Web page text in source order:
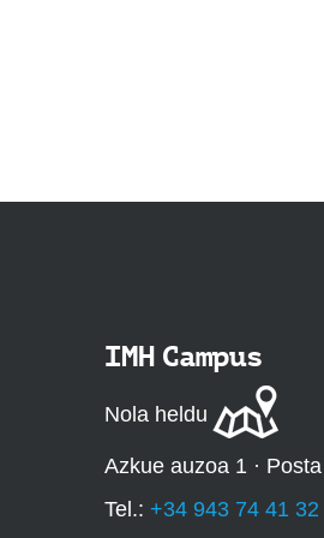
IMH Campus
Nola heldu
Azkue auzoa 1 ·
Tel.: +34 943 74 41 32